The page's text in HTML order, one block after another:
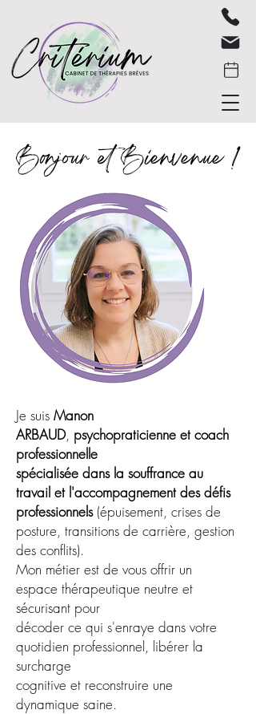
Bonjour et Bienvenue !
Je suis Manon
ARBAUD, psychopraticienne et coach
professionnelle
spécialisée dans la souffrance au
travail et l'accompagnement des défis
professionnels(épuisement, crises de
posture, transitions de carrière, gestion
des conflits).
Mon métier est de vous offrir un
espace thérapeutique neutre et
sécurisant pour
décoder ce qui s'enraye dans votre
quotidien professionnel, libérer la
surcharge
cognitive et reconstruire une
dynamique saine.